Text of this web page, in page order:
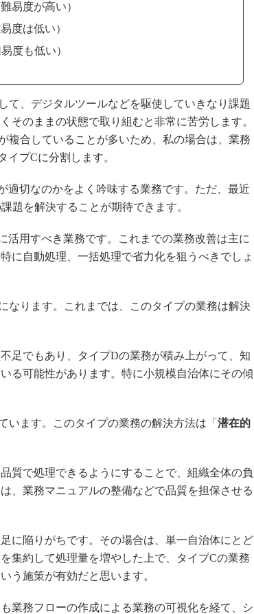
易度が高い）
度は低い）
度も低い）
、デジタルツールなどを駆使していきなり課題
そのままの状態で取り組むと非常に苦労します。
複合していることが多いため、私の場合は、業務
プCに分割します。
切なのかをよく吟味する業務です。ただ、最近
題を解決することが期待できます。
用すべき業務です。これまでの業務改善は主に
に自動処理、一括処理で省力化を狙うべきでしょ
ります。これまでは、このタイプの業務は解決
足でもあり、タイプDの業務が積み上がって、知
る可能性があります。特に小規模自治体にその傾
ます。このタイプの業務の解決方法は「 潜在的
質で処理できるようにすることで、組織全体の負
、業務マニュアルの整備などで品質を担保させる
に陥りがちです。その場合は、単一自治体にとど
集約して処理量を増やした上で、タイプCの業務
う施策が有効だと思います。
業務フローの作成による業務の可視化を経て、シ